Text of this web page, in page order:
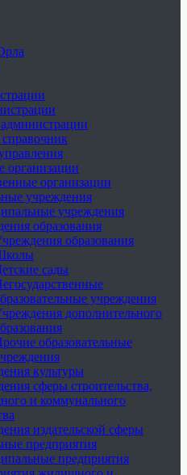
организации
организации
учреждения
учреждения
образования
образования
сады
учреждения
дополнительного
образовательные
культуры
сферы строительства,
и коммунального
издательской сферы
предприятия
предприятия